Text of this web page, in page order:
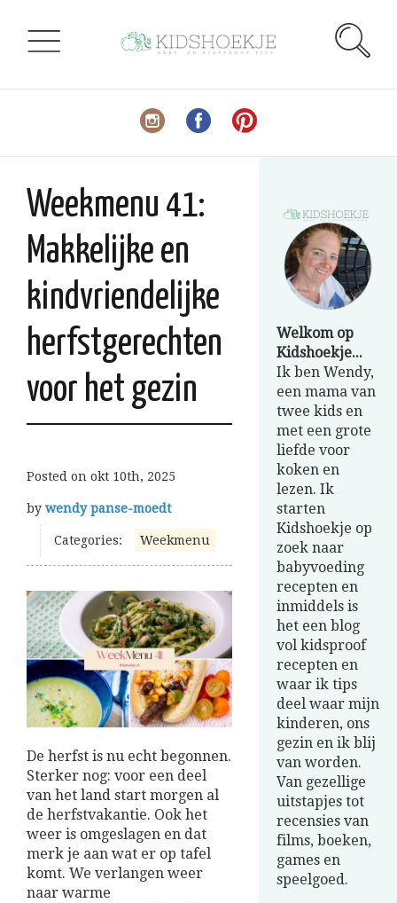
Weekmenu 41:
Makkelijke en
kindvriendelijke
herfstgerechten
voor het gezin
Posted on okt 10th, 2025
by wendy panse-moedt
Categories: Weekmenu
De herfst is nu echt begonnen.
Sterker nog: voor een deel
van het land start morgen al
de herfstvakantie. Ook het
weer is omgeslagen en dat
merk je aan wat er op tafel
komt. We verlangen weer
naar warme
Welkom op
Kidshoekje...
Ik ben Wendy,
een mama van
twee kids en
met een grote
liefde voor
koken en
lezen. Ik
starten
Kidshoekje op
zoek naar
babyvoeding
recepten en
inmiddels is
het een blog
vol kidsproof
recepten en
waar ik tips
deel waar mijn
kinderen, ons
gezin en ik blij
van worden.
Van gezellige
uitstapjes tot
recensies van
films, boeken,
games en
speelgoed.